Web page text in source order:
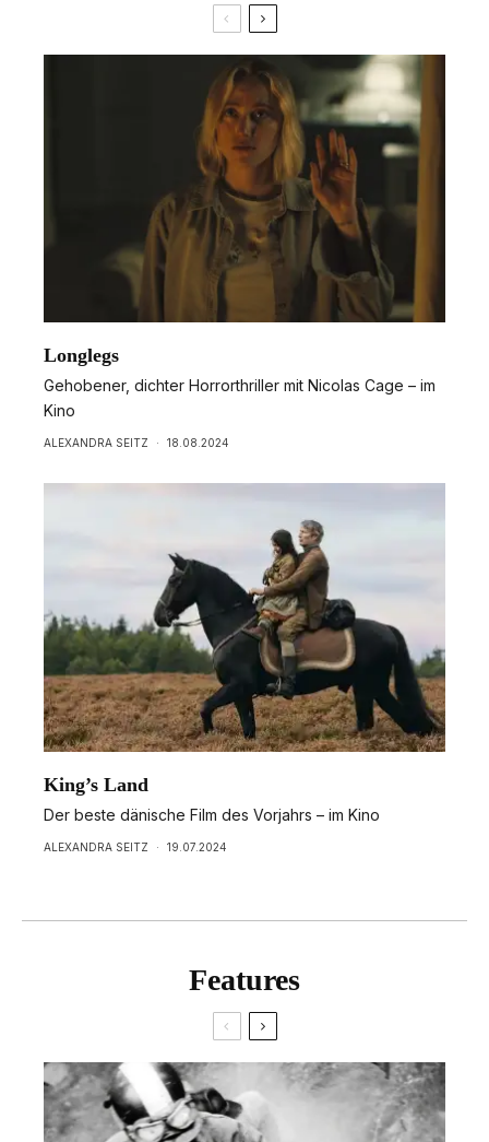
Longlegs
Gehobener, dichter Horrorthriller mit Nicolas Cage – im
Kino
ALEXANDRA SEITZ · 18.08.2024
King’s Land
Der beste dänische Film des Vorjahrs – im Kino
ALEXANDRA SEITZ · 19.07.2024
Features